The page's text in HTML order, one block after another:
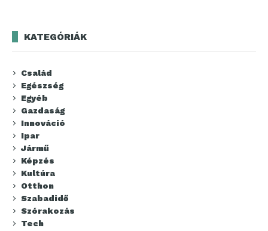
KATEGÓRIÁK
Család
Egészség
Egyéb
Gazdaság
Innováció
Ipar
Jármű
Képzés
Kultúra
Otthon
Szabadidő
Szórakozás
Tech